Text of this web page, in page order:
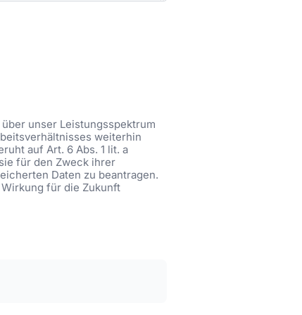
unser Leistungsspektrum
weiterhin
auf Art. 6 Abs. 1 lit. a
für den Zweck ihrer
Daten zu beantragen.
für die Zukunft